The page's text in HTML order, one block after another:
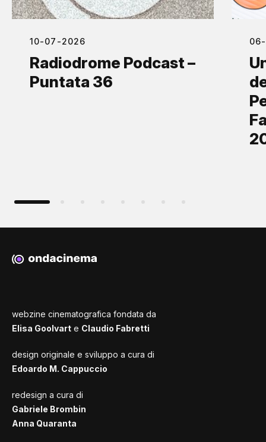
10-07-2026
Radiodrome Podcast –
Puntata 36
webzine cinematografica fondata da
Elisa Goolvart e Claudio Fabretti
design originale e sviluppo a cura di
Edoardo M. Cappuccio
redesign a cura di
Gabriele Brombin
Anna Quaranta